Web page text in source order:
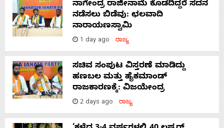
ನಾಗೇಂದ್ರ ರಾಜೀನಾಮೆ ಕೊಡದಿದ್ದರೆ ಸದನ
ನಡೆಸಲು ಬಿಡೆವು: ಛಲವಾದಿ
ನಾರಾಯಣಸ್ವಾಮಿ
1 day ago ರಾಜ್ಯ
ಸಚಿವ ಸಂಪುಟ ವಿಸ್ತರಣೆ ಮಾಡಿದ್ದು
ಹಣಬಲ ಮತ್ತು ಹೈಕಮಾಂಡ್
ರಾಜಕಾರಣಕ್ಕೆ: ವಿಜಯೇಂದ್ರ
2 days ago ರಾಜ್ಯ